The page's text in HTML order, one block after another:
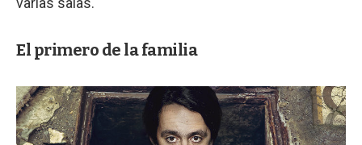
El primero de la familia